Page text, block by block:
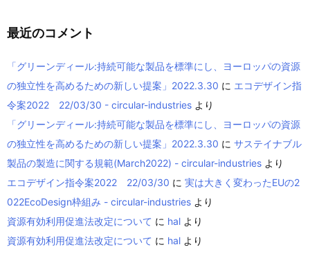
最近のコメント
「グリーンディール:持続可能な製品を標準にし、ヨーロッパの資源
の独立性を高めるための新しい提案」2022.3.30 に エコデザイン指
令案2022 22/03/30 - circular-industries より
「グリーンディール:持続可能な製品を標準にし、ヨーロッパの資源
の独立性を高めるための新しい提案」2022.3.30 に サステイナブル
製品の製造に関する規範(March2022) - circular-industries より
エコデザイン指令案2022 22/03/30 に 実は大きく変わったEUの2
022EcoDesign枠組み - circular-industries より
資源有効利用促進法改定について に hal より
資源有効利用促進法改定について に hal より